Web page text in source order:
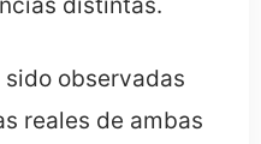
observadas
reales de ambas